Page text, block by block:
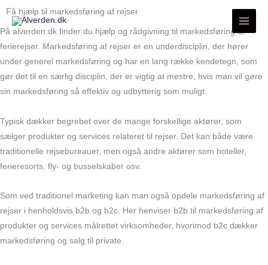
Gå
indholdet
Få hjælp til markedsføring af rejser
På alverden.dk finder du hjælp og rådgivning til markedsføring af
ferierejser. Markedsføring af rejser er en underdisciplin, der hører
under generel markedsføring og har en lang række kendetegn, som
gør det til en særlig disciplin, der er vigtig at mestre, hvis man vil gøre
sin markedsføring så effektiv og udbytterig som muligt.
Typisk dækker begrebet over de mange forskellige aktører, som
sælger produkter og services relateret til rejser. Det kan både være
traditionelle rejsebureauer, men også andre aktører som hoteller,
ferieresorts, fly- og busselskaber osv.
Som ved traditionel marketing kan man også opdele markedsføring af
rejser i henholdsvis b2b og b2c. Her henviser b2b til markedsføring af
produkter og services målrettet virksomheder, hvorimod b2c dækker
markedsføring og salg til private.